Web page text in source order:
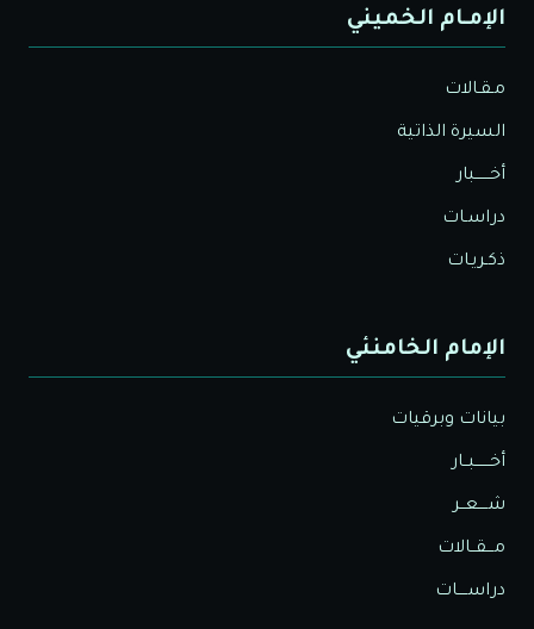
الإمـام الخميني
مـقـالات
السيرة الذاتية
أخــــــبار
دراسـات
ذكـريـات
الإمام الخامنئي
بيانات وبرقيات
أخــــــبــار
شــــعــر
مـــقــالات
دراســــات